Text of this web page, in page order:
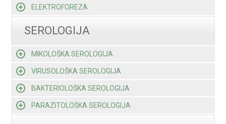
ELEKTROFOREZA
SEROLOGIJA
MIKOLOŠKA SEROLOGIJA
VIRUSOLOŠKA SEROLOGIJA
BAKTERIOLOŠKA SEROLOGIJA
PARAZITOLOŠKA SEROLOGIJA